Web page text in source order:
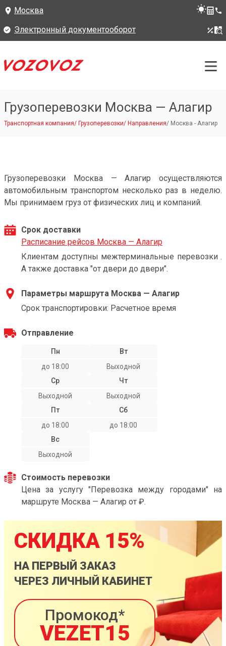
Москва
Электронный документооборот
Грузоперевозки Москва — Алагир
Транспортная компания/ Грузоперевозки/ Направления/ Москва - Алагир
Грузоперевозки Москва — Алагир осуществляются
автомобильным транспортом несколько раз в неделю.
Мы принимаем груз от физических лиц и компаний.
Срок доставки
Расписание рейсов Москва — Алагир
Клиентам доступны межтерминальные перевозки .
А также доставка "от двери до двери".
Параметры маршрута Москва — Алагир
Срок транспортировки: Расчетное время
Отправление
Пн
до 18:00
Вт
Выходной
Ср
Выходной
Чт
Выходной
Пт
до 18:00
Сб
до 18:00
Вс
Выходной
Стоимость перевозки
Цена за услугу "Перевозка между городами" на
маршруте Москва — Алагир от ₽.
СКИДКА 15%
НА ПЕРВЫЙ ЗАКАЗ
ЧЕРЕЗ ЛИЧНЫЙ КАБИНЕТ
Промокод*
VEZET15